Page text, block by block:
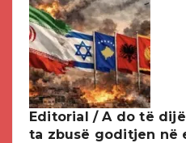
Editorial / A do të
ta zbusë goditjen në